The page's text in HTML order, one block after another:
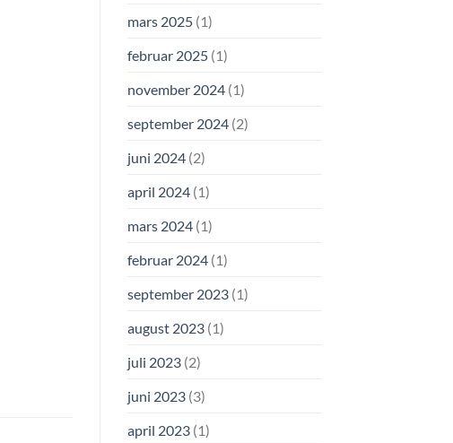
mars 2025(1)
februar 2025(1)
november 2024(1)
september 2024(2)
juni 2024(2)
april 2024(1)
mars 2024(1)
februar 2024(1)
september 2023(1)
august 2023(1)
juli 2023(2)
juni 2023(3)
april 2023(1)